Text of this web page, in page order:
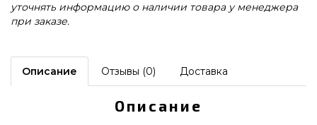
уточнять информацию о наличии товара у менеджера
при заказе.
Описание Отзывы (0) Доставка
Описание